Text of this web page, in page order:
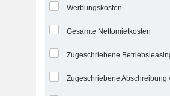
Werbungskosten
Gesamte Nettomietkosten